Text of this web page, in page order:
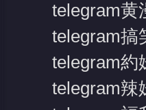
telegram黄
telegram搞
telegram約
telegram辣